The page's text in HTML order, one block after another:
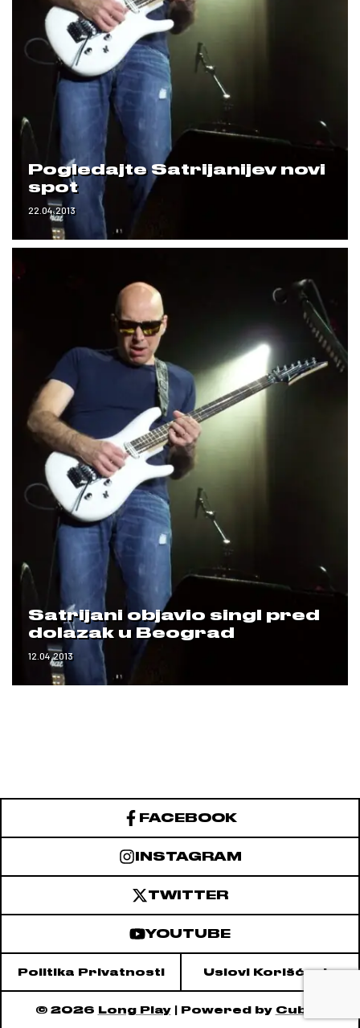
Pogledajte Satrijanijev novi
spot
22.04.2013
Satrijani objavio singl pred
dolazak u Beograd
12.04.2013
FACEBOOK
INSTAGRAM
TWITTER
YOUTUBE
Politika Privatnosti Uslovi Korišćenja
© 2026 Long Play| Powered by Cubes